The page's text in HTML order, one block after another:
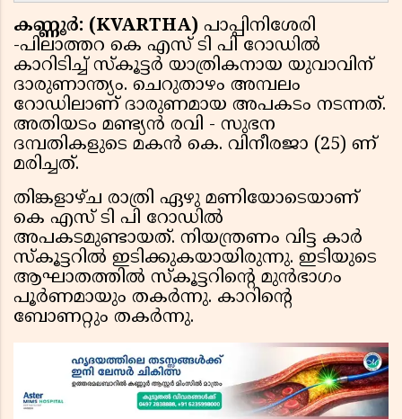
കണ്ണൂർ: (KVARTHA) പാപ്പിനിശേരി
-പിലാത്തറ കെ എസ് ടി പി റോഡിൽ
കാറിടിച്ച് സ്കൂട്ടർ യാത്രികനായ യുവാവിന്
ദാരുണാന്ത്യം. ചെറുതാഴം അമ്പലം
റോഡിലാണ് ദാരുണമായ അപകടം നടന്നത്.
അതിയടം മണ്ട്യൻ രവി - സുഭന
ദമ്പതികളുടെ മകൻ കെ. വിനീരജാ (25) ണ്
മരിച്ചത്.
തിങ്കളാഴ്ച രാത്രി ഏഴു മണിയോടെയാണ്
കെ എസ് ടി പി റോഡിൽ
അപകടമുണ്ടായത്. നിയന്ത്രണം വിട്ട കാർ
സ്കൂട്ടറിൽ ഇടിക്കുകയായിരുന്നു. ഇടിയുടെ
ആഘാതത്തിൽ സ്കൂട്ടറിൻ്റെ മുൻഭാഗം
പൂർണമായും തകർന്നു. കാറിൻ്റെ
ബോണറ്റും തകർന്നു.